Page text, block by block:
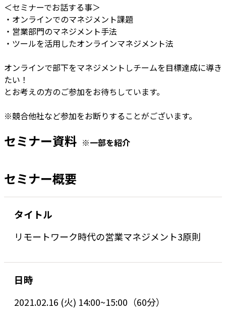
＜セミナーでお話する事＞
・オンラインでのマネジメント課題
・営業部門のマネジメント手法
・ツールを活用したオンラインマネジメント法
オンラインで部下をマネジメントしチームを目標達成に導き
たい！
とお考えの方のご参加をお待ちしています。
※競合他社など参加をお断りすることがございます。
セミナー資料 ※一部を紹介
セミナー概要
タイトル
リモートワーク時代の営業マネジメント3原則
日時
2021.02.16 (火) 14:00~15:00（60分）